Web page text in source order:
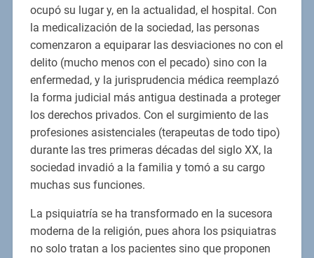
ocupó su lugar y, en la actualidad, el hospital. Con
la medicalización de la sociedad, las personas
comenzaron a equiparar las desviaciones no con el
delito (mucho menos con el pecado) sino con la
enfermedad, y la jurisprudencia médica reemplazó
la forma judicial más antigua destinada a proteger
los derechos privados. Con el surgimiento de las
profesiones asistenciales (terapeutas de todo tipo)
durante las tres primeras décadas del siglo XX, la
sociedad invadió a la familia y tomó a su cargo
muchas sus funciones.
La psiquiatría se ha transformado en la sucesora
moderna de la religión, pues ahora los psiquiatras
no solo tratan a los pacientes sino que proponen